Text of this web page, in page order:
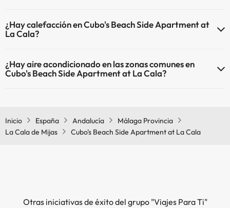
mascotas.
¿Hay calefacción en Cubo's Beach Side Apartment at
La Cala?
zonas comunes.
¿Hay aire acondicionado en las zonas comunes en
Cubo's Beach Side Apartment at La Cala?
Inicio
España Andalucía
Málaga Provincia
La Cala de Mijas
Cubo's Beach Side Apartment at La Cala
Otras iniciativas de éxito del grupo "Viajes Para Ti"